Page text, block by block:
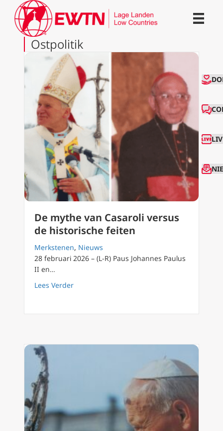
Ostpolitik
De mythe van Casaroli versus
de historische feiten
Merkstenen, Nieuws
28 februari 2026 – (L-R) Paus Johannes Paulus
II en…
Lees Verderabout De mythe van Casaroli versus de